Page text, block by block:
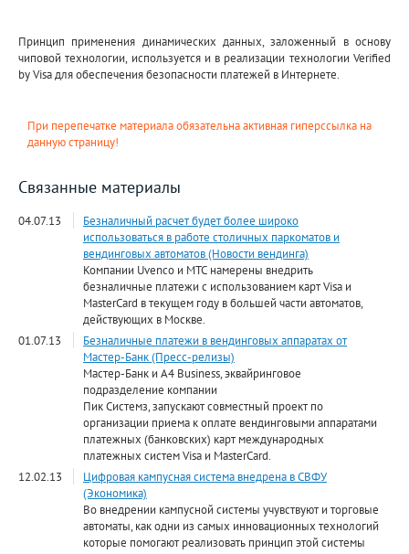
Принцип применения динамических данных, заложенный в основу
чиповой технологии, используется и в реализации технологии Verified
by Visa для обеспечения безопасности платежей в Интернете.
При перепечатке материала обязательна активная гиперссылка на
данную страницу!
Связанные материалы
04.07.13
Безналичный расчет будет более широко
использоваться в работе столичных паркоматов и
вендинговых автоматов (Новости вендинга)
Компании Uvenco и МТС намерены внедрить
безналичные платежи с использованием карт Visa и
MasterCard в текущем году в большей части автоматов,
действующих в Москве.
01.07.13
Безналичные платежи в вендинговых аппаратах от
Мастер-Банк (Пресс-релизы)
Мастер-Банк и A4 Business, эквайринговое
подразделение компании
Пик Системз, запускают совместный проект по
организации приема к оплате вендинговыми аппаратами
платежных (банковских) карт международных
платежных систем Visa и MasterCard.
12.02.13
Цифровая кампусная система внедрена в СВФУ
(Экономика)
Во внедрении кампусной системы учувствуют и торговые
автоматы, как одни из самых инновационных технологий
которые помогают реализовать принцип этой системы